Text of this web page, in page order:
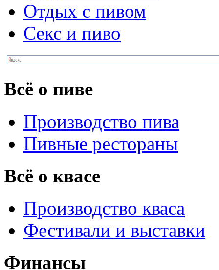
Отдых с пивом
Секс и пиво
Всё о пиве
Производство пива
Пивные рестораны
Всё о квасе
Производство кваса
Фестивали и выставки
Финансы